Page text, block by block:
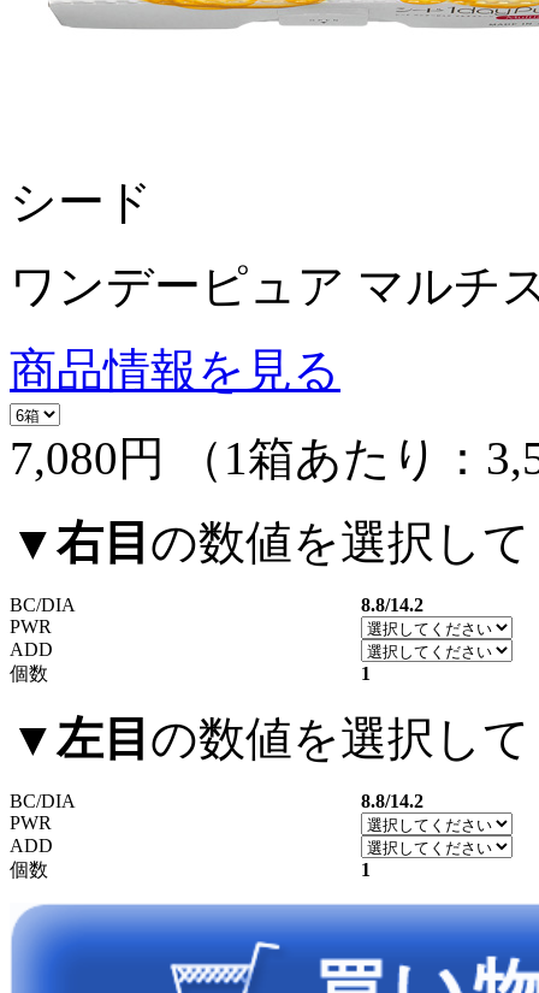
シード
ワンデーピュア マルチ
商品情報を見る
7,080円
（1箱あたり：
▼右目 の数値を選択し
BC/DIA
8.8/14.2
PWR
ADD
個数
1
▼左目 の数値を選択し
BC/DIA
8.8/14.2
PWR
ADD
個数
1